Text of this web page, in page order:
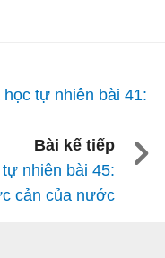
tự nhiên bài 41:
Bài kế tiếp
nhiên bài 45:
cản của nước